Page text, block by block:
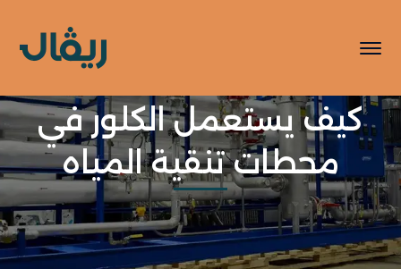
كيف يستعمل الكلور في
محطات تنقية المياه